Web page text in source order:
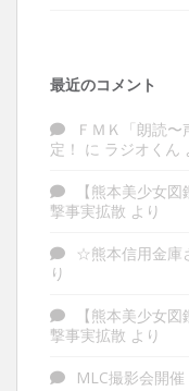
最近のコメント
ＦＭＫ「朗読
定！ に ラジオくん
【熊本美少女
撃事実拡散 より
☆熊本信用金庫
り
【熊本美少女
撃事実拡散 より
MLC撮影会開催